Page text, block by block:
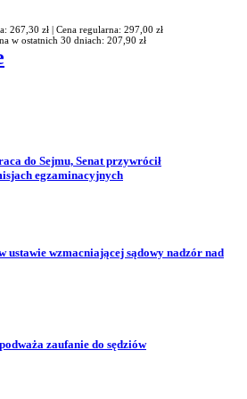
267,30 zł | Cena regularna: 297,00 zł
w ostatnich 30 dniach: 207,90 zł
do Sejmu, Senat przywrócił
egzaminacyjnych
ustawie wzmacniającej sądowy nadzór nad
zaufanie do sędziów